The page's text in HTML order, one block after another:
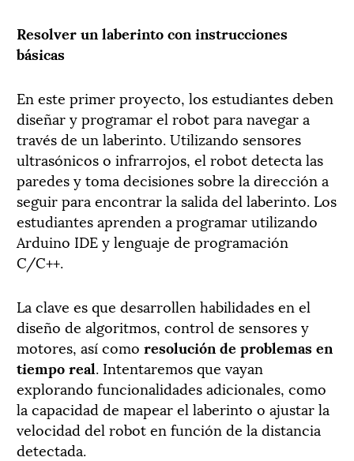
Resolver un laberinto con instrucciones
básicas
En este primer proyecto, los estudiantes deben
diseñar y programar el robot para navegar a
través de un laberinto. Utilizando sensores
ultrasónicos o infrarrojos, el robot detecta las
paredes y toma decisiones sobre la dirección a
seguir para encontrar la salida del laberinto. Los
estudiantes aprenden a programar utilizando
Arduino IDE y lenguaje de programación
C/C++.
La clave es que desarrollen habilidades en el
diseño de algoritmos, control de sensores y
motores, así como resolución de problemas en
tiempo real. Intentaremos que vayan
explorando funcionalidades adicionales, como
la capacidad de mapear el laberinto o ajustar la
velocidad del robot en función de la distancia
detectada.